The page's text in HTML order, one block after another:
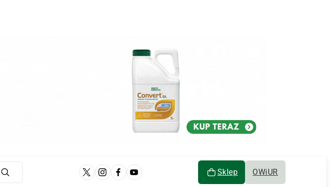
Sklep OWiUR